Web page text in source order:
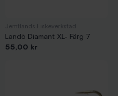
Landö Diamant XL- Färg 7
Pris
55,00 kr